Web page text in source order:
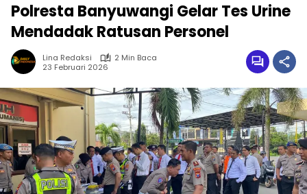
Polresta Banyuwangi Gelar Tes Urine
Mendadak Ratusan Personel
Lina Redaksi
2 Min Baca
23 Februari 2026